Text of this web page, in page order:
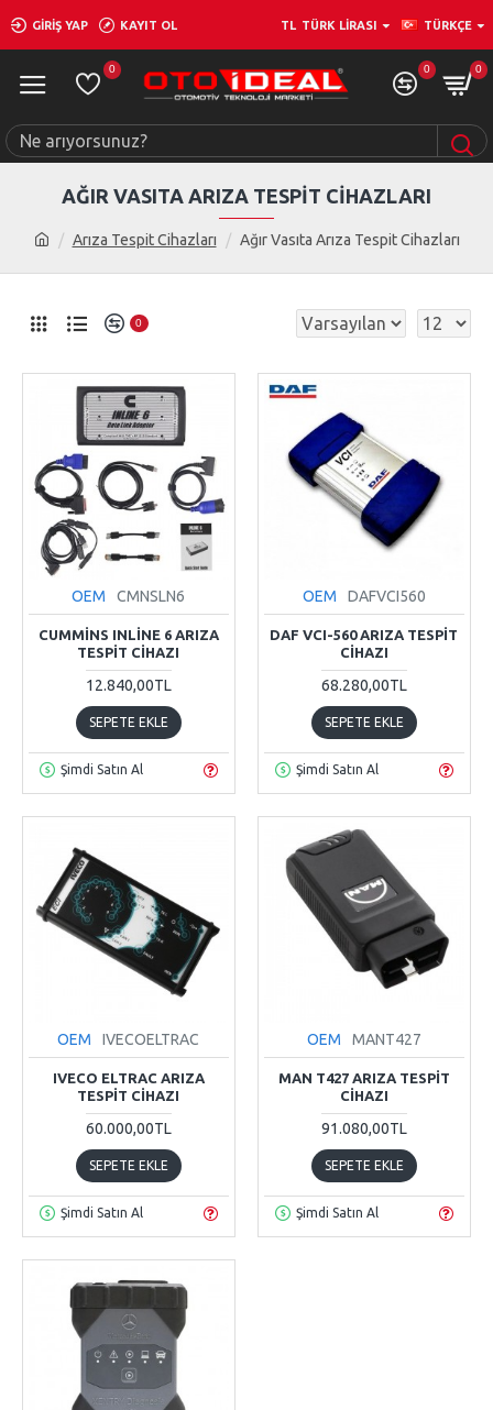
GIRIŞ YAP KAYIT OL TL TÜRK LIRASI TÜRKÇE
0 0 0
Arıza Tespit Cihazları Ağır Vasıta Arıza Tespit Cihazları
AĞIR VASITA ARIZA TESPIT CIHAZLARI
0
OEM CMNSLN6
CUMMINS INLINE 6 ARIZA
TESPIT CIHAZI
12.840,00TL
SEPETE EKLE
Şimdi Satın Al
OEM DAFVCI560
DAF VCI-560 ARIZA TESPIT
CIHAZI
68.280,00TL
SEPETE EKLE
Şimdi Satın Al
OEM IVECOELTRAC
IVECO ELTRAC ARIZA
TESPIT CIHAZI
60.000,00TL
SEPETE EKLE
Şimdi Satın Al
OEM MANT427
MAN T427 ARIZA TESPIT
CIHAZI
91.080,00TL
SEPETE EKLE
Şimdi Satın Al